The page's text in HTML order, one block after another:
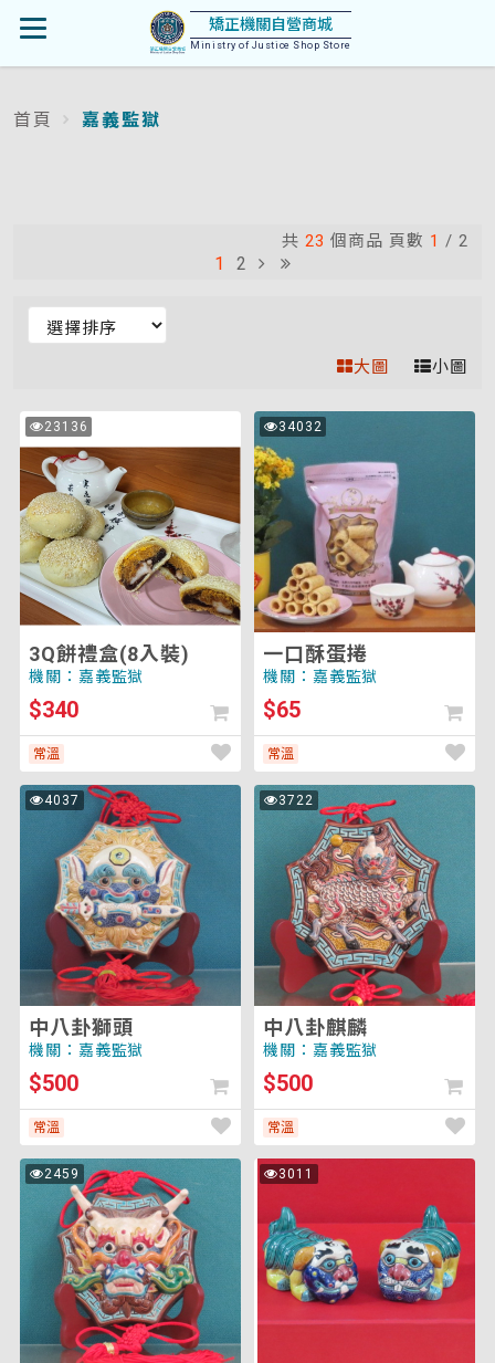
開
啟
矯正機關自營商城
Ministry of Justice Shop Store
首
頁
:::
首頁 嘉義監獄
1 2
共 23 個商品 頁數 1 / 2
更
選
項
後
將
重
新
載
入
頁
面
以
套
用
排
序)
大圖 小圖
23136
次
瀏
覽
3Q
餅
禮
盒
(8
入
裝)
3Q餅禮盒(8入裝)
機關：嘉義監獄
$340
常溫
34032
次
瀏
覽
一
口
酥
蛋
捲
一口酥蛋捲
機關：嘉義監獄
$65
常溫
4037
次
中
中八卦獅頭
機關：嘉義監獄
$500
常溫
3722
次
中
中八卦麒麟
機關：嘉義監獄
$500
常溫
2459
次
中
3011
次
中
文
鎮
(對)